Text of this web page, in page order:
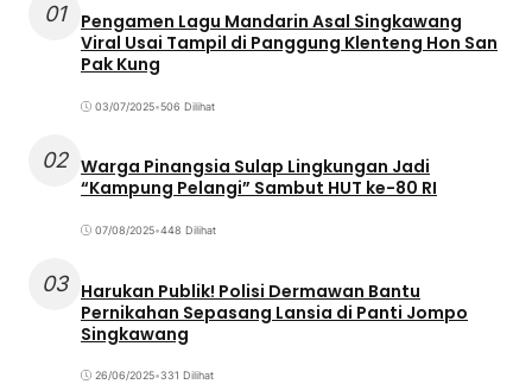
01
Pengamen Lagu Mandarin Asal Singkawang
Viral Usai Tampil di Panggung Klenteng Hon San
Pak Kung
03/07/2025•506 Dilihat
02 Warga Pinangsia Sulap Lingkungan Jadi
“Kampung Pelangi” Sambut HUT ke-80 RI
07/08/2025•448 Dilihat
03 Harukan Publik! Polisi Dermawan Bantu
Pernikahan Sepasang Lansia di Panti Jompo
Singkawang
26/06/2025•331 Dilihat